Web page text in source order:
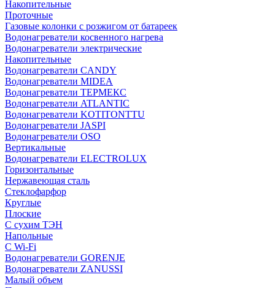
Накопительные
Проточные
Газовые колонки с розжигом от батареек
Водонагреватели косвенного нагрева
Водонагреватели электрические
Накопительные
Водонагреватели CANDY
Водонагреватели MIDEA
Водонагреватели ТЕРМЕКС
Водонагреватели ATLANTIC
Водонагреватели KOTITONTTU
Водонагреватели JASPI
Водонагреватели OSO
Вертикальные
Водонагреватели ELECTROLUX
Горизонтальные
Нержавеющая сталь
Стеклофарфор
Круглые
Плоские
С сухим ТЭН
Напольные
С Wi-Fi
Водонагреватели GORENJE
Водонагреватели ZANUSSI
Малый объем